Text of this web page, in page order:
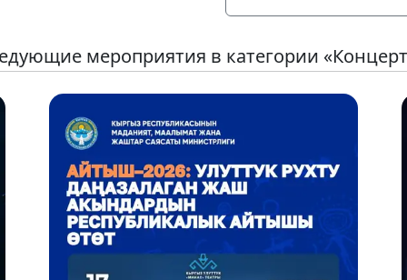
мероприятия в категории